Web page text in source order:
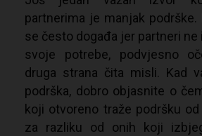
partnerima je manjak podrške.
se često događa jer partneri ne
svoje potrebe, podvjesno
druga strana čita misli. Kad
podrška, dobro objasnite o
koji otvoreno traže podršku
za razliku od onih koji